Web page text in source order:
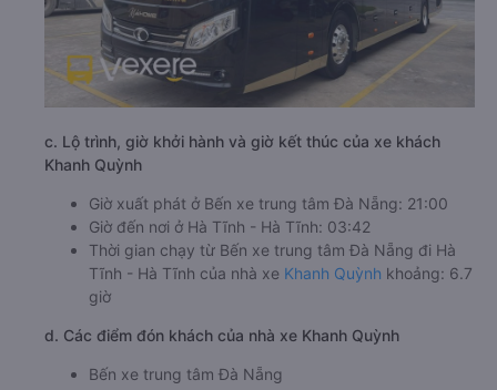
c. Lộ trình, giờ khởi hành và giờ kết thúc của xe khách
Khanh Quỳnh
Giờ xuất phát ở Bến xe trung tâm Đà Nẵng: 21:00
Giờ đến nơi ở Hà Tĩnh - Hà Tĩnh: 03:42
Thời gian chạy từ Bến xe trung tâm Đà Nẵng đi Hà
Tĩnh - Hà Tĩnh của nhà xe Khanh Quỳnh khoảng: 6.7
giờ
d. Các điểm đón khách của nhà xe Khanh Quỳnh
Bến xe trung tâm Đà Nẵng